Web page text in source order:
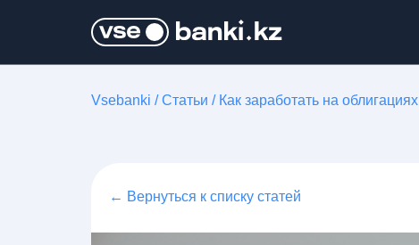
Vsebanki /Статьи / Как заработать на облигациях
← Вернуться к списку статей